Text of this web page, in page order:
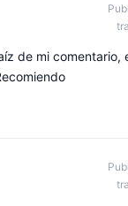
de mi comentario,